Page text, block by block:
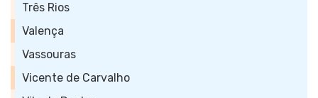
Três Rios
Valença
Vassouras
Vicente de Carvalho